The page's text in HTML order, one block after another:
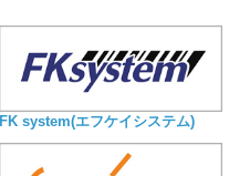
FK system(エフケイシステム)